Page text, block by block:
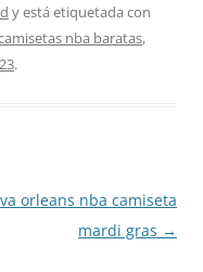
y está etiquetada con
nba baratas,
.
orleans nba camiseta
mardi gras →